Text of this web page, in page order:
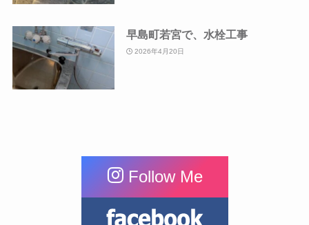
早島町若宮で、水栓工事
2026年4月20日
Follow Me